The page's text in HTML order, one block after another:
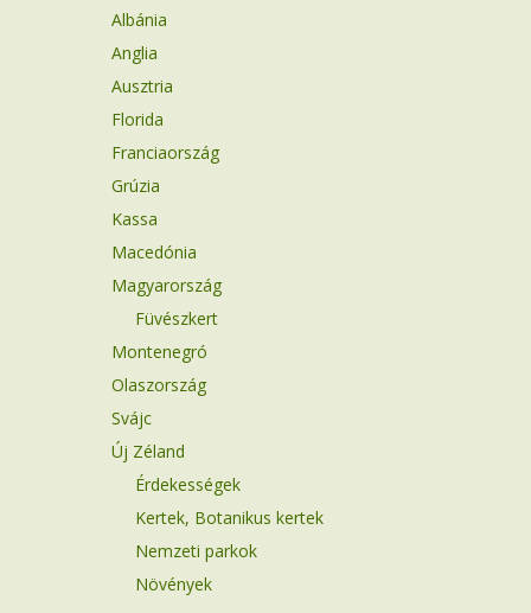
Albánia
Anglia
Ausztria
Florida
Franciaország
Grúzia
Kassa
Macedónia
Magyarország
Füvészkert
Montenegró
Olaszország
Svájc
Új Zéland
Érdekességek
Kertek, Botanikus kertek
Nemzeti parkok
Növények